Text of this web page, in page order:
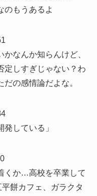
のもうあるよ
なんか知らんけど、
定しすぎじゃない？わ
の感情論だよな。
している」
くか…高校を卒業して
餅カフェ、ガラクタ